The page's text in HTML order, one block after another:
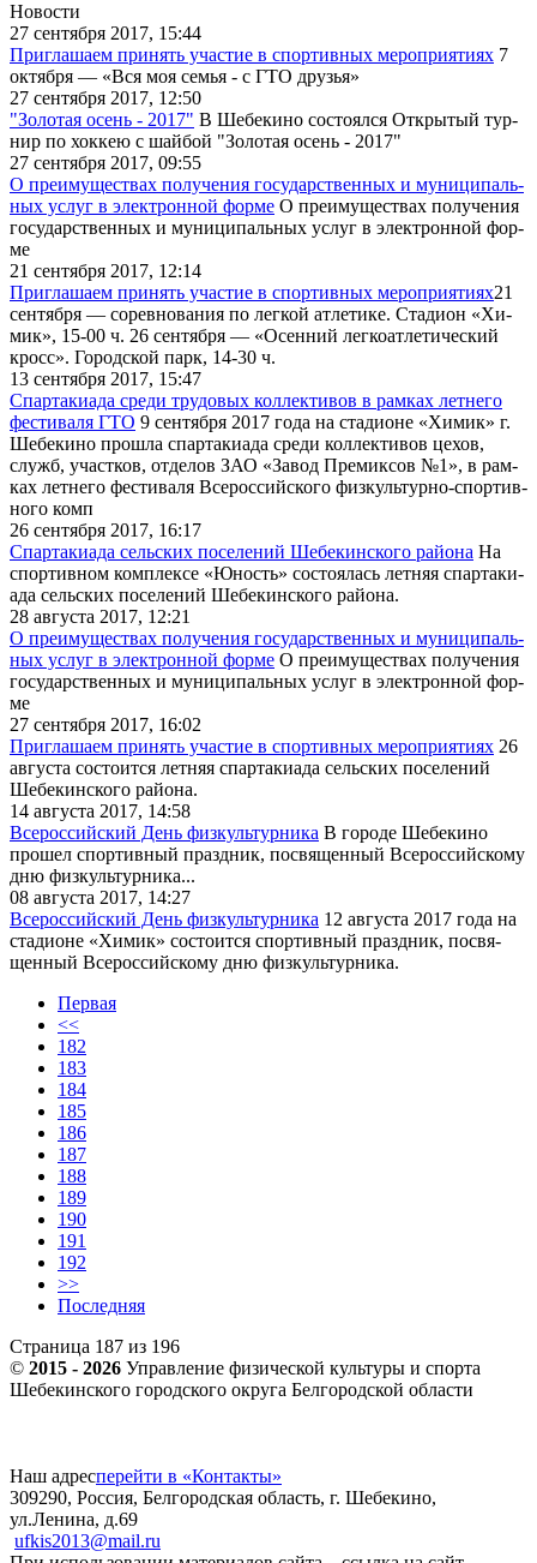
Новости
27 сентября 2017, 15:44
Приглашаем принять участие в спортивных мероприятиях 7
ок­тяб­ря — «Вся моя се­мья - с ГТО дру­зья»
27 сентября 2017, 12:50
"Золотая осень - 2017" В Ше­бе­ки­но со­сто­ял­ся От­кры­тый тур­
нир по хок­кею с шай­бой "Зо­ло­тая осень - 2017"
27 сентября 2017, 09:55
О пре­иму­ще­ствах по­лу­че­ния го­су­дар­ствен­ных и му­ни­ци­паль­
ных услуг в элек­трон­ной фор­ме О пре­иму­ще­ствах по­лу­че­ния
го­су­дар­ствен­ных и му­ни­ци­паль­ных услуг в элек­трон­ной фор­
ме
21 сентября 2017, 12:14
Приглашаем принять участие в спортивных мероприятиях​​21
сен­тяб­ря — со­рев­но­ва­ния по лег­кой ат­ле­ти­ке. Ста­ди­он «Хи­
мик», 15-00 ч. 26 сен­тяб­ря — «Осен­ний лег­ко­ат­ле­ти­че­ский
кросс». Го­род­ской парк, 14-30 ч.
13 сентября 2017, 15:47
Спартакиада среди трудовых коллективов в рамках летнего
фестиваля ГТО 9 сен­тяб­ря 2017 го­да на ста­ди­оне «Хи­мик» г.
Ше­бе­ки­но про­шла спар­та­ки­а­да сре­ди кол­лек­ти­вов це­хов,
служб, участ­ков, от­де­лов ЗАО «За­вод Пре­ми­к­сов №1», в рам­
ках лет­не­го фе­сти­ва­ля Все­рос­сий­ско­го физ­куль­тур­но-спор­тив­
но­го комп
26 сентября 2017, 16:17
Спартакиада сельских поселений Шебекинского района На
спор­тив­ном ком­плек­се «Юность» со­сто­я­лась лет­няя спар­та­ки­
а­да сель­ских по­се­ле­ний Ше­бе­кин­ско­го рай­о­на.
28 августа 2017, 12:21
О пре­иму­ще­ствах по­лу­че­ния го­су­дар­ствен­ных и му­ни­ци­паль­
ных услуг в элек­трон­ной фор­ме О пре­иму­ще­ствах по­лу­че­ния
го­су­дар­ствен­ных и му­ни­ци­паль­ных услуг в элек­трон­ной фор­
ме
27 сентября 2017, 16:02
Приглашаем принять участие в спортивных мероприятиях 26
ав­гу­ста со­сто­ит­ся лет­няя спар­та­ки­а­да сель­ских по­се­ле­ний
Ше­бе­кин­ско­го рай­о­на.
14 августа 2017, 14:58
Всероссийский День физкультурника В го­ро­де Ше­бе­ки­но
про­шел спор­тив­ный празд­ник, по­свя­щен­ный Все­рос­сий­ско­му
дню физ­куль­тур­ни­ка...
08 августа 2017, 14:27
Всероссийский День физкультурника 12 ав­гу­ста 2017 го­да на
ста­ди­оне «Хи­мик» со­сто­ит­ся спор­тив­ный празд­ник, по­свя­
щен­ный Все­рос­сий­ско­му дню физ­куль­тур­ни­ка.
Первая
<<
182
183
184
185
186
187
188
189
190
191
192
>>
Последняя
Страница 187 из 196
© 2015 - 2026 Управление физической культуры и спорта
Шебекинского городского округа Белгородской области
Наш адресперейти в «Контакты»
309290, Россия, Белгородская область, г. Шебекино,
ул.Ленина, д.69
ufkis2013@mail.ru